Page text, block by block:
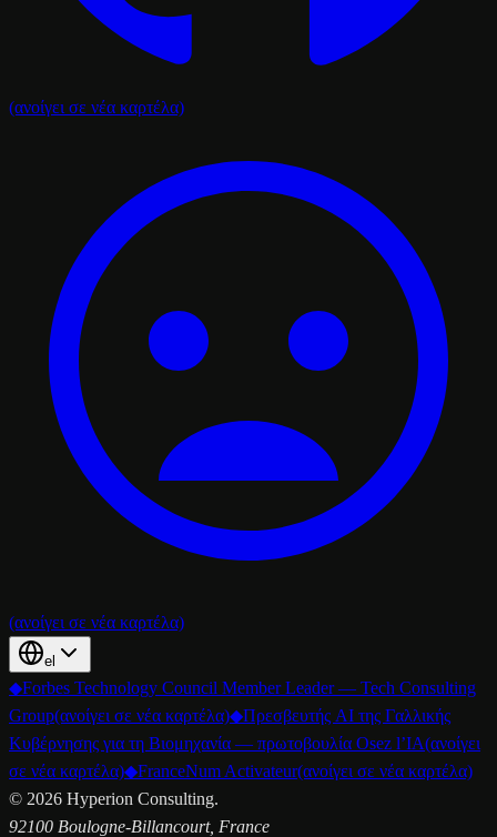
(ανοίγει σε νέα καρτέλα)
(ανοίγει σε νέα καρτέλα)
el
◆Forbes Technology Council Member Leader — Tech Consulting
Group(ανοίγει σε νέα καρτέλα)◆Πρεσβευτής AI της Γαλλικής
Κυβέρνησης για τη Βιομηχανία — πρωτοβουλία Osez l’IA(ανοίγει
σε νέα καρτέλα)◆FranceNum Activateur(ανοίγει σε νέα καρτέλα)
© 2026 Hyperion Consulting.
92100 Boulogne-Billancourt, France